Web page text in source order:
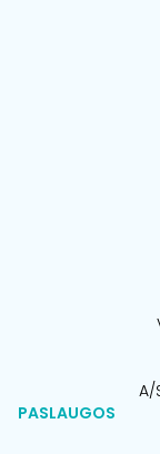
A/
PASLAUGOS